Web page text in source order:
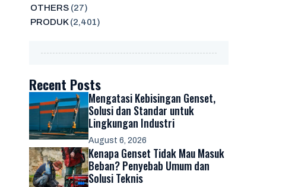
OTHERS(27)
PRODUK(2,401)
Recent Posts
Mengatasi Kebisingan Genset,
Solusi dan Standar untuk
Lingkungan Industri
August 6, 2026
Kenapa Genset Tidak Mau Masuk
Beban? Penyebab Umum dan
Solusi Teknis